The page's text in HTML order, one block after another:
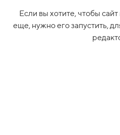
Если вы хотите, чтобы
еще, нужно его запустить,